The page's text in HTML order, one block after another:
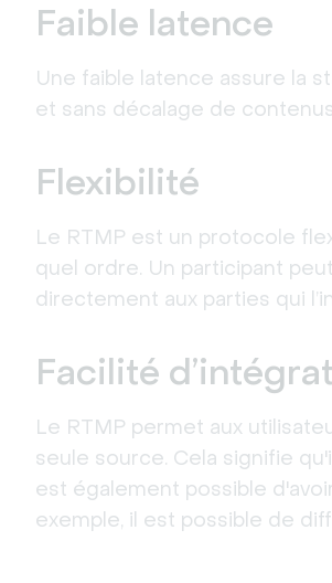
Faible latence
Une faible latence assure la
et sans décalage de
Flexibilité
Le RTMP est un protocole
quel ordre. Un participant
directement aux parties qui
Facilité
Le RTMP permet aux
seule source. Cela signifie
est également possible
exemple, il est possible de